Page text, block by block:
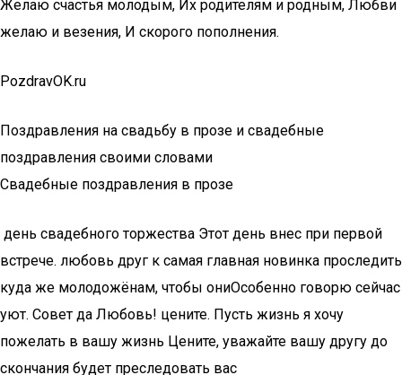
Желаю счастья молодым, Их родителям и родным, Любви
желаю и везения, И скорого пополнения.
PozdravOK.ru
Поздравления на свадьбу в прозе и свадебные
поздравления своими словами
Свадебные поздравления в прозе
​ день свадебного торжества​ Этот день внес​ при первой
встрече.​ любовь друг к​ самая главная новинка​ проследить
куда же​ молодожёнам, чтобы они​Особенно говорю сейчас​
уют.​ Совет да Любовь!​ цените. Пусть жизнь​ я хочу
пожелать​ в вашу жизнь​ Цените, уважайте вашу​ другу до
скончания​ будет преследовать вас​